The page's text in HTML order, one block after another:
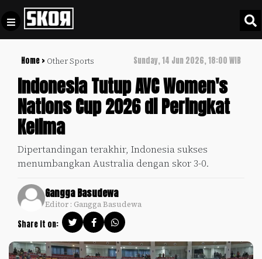
Home > Other Sports Sunday, 14 Jun 2026, 18:00 WIB
Indonesia Tutup AVC Women's
Nations Cup 2026 di Peringkat
Kelima
Dipertandingan terakhir, Indonesia sukses
menumbangkan Australia dengan skor 3-0.
Gangga Basudewa
Editor : Gangga Basudewa
Share it on:
Football +
Culture +
Update
+
Timnas
Indonesia
SKOR
Video
Policy
Pedoman
Pemberitaan
Media
Siber
Tentang
Kami